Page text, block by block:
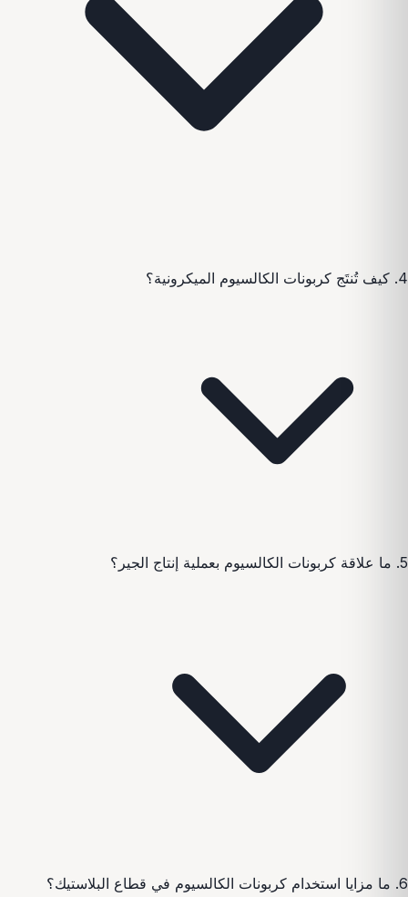
4. كيف تُنتَج كربونات الكالسيوم الميكرونية؟
5. ما علاقة كربونات الكالسيوم بعملية إنتاج الجير؟
6. ما مزايا استخدام كربونات الكالسيوم في قطاع البلاستيك؟